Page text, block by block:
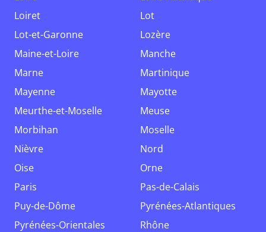
Loiret
Lot
Lot-et-Garonne
Lozère
Maine-et-Loire
Manche
Marne
Martinique
Mayenne
Mayotte
Meurthe-et-Moselle
Meuse
Morbihan
Moselle
Nièvre
Nord
Oise
Orne
Paris
Pas-de-Calais
Puy-de-Dôme
Pyrénées-Atlantiques
Pyrénées-Orientales
Rhône